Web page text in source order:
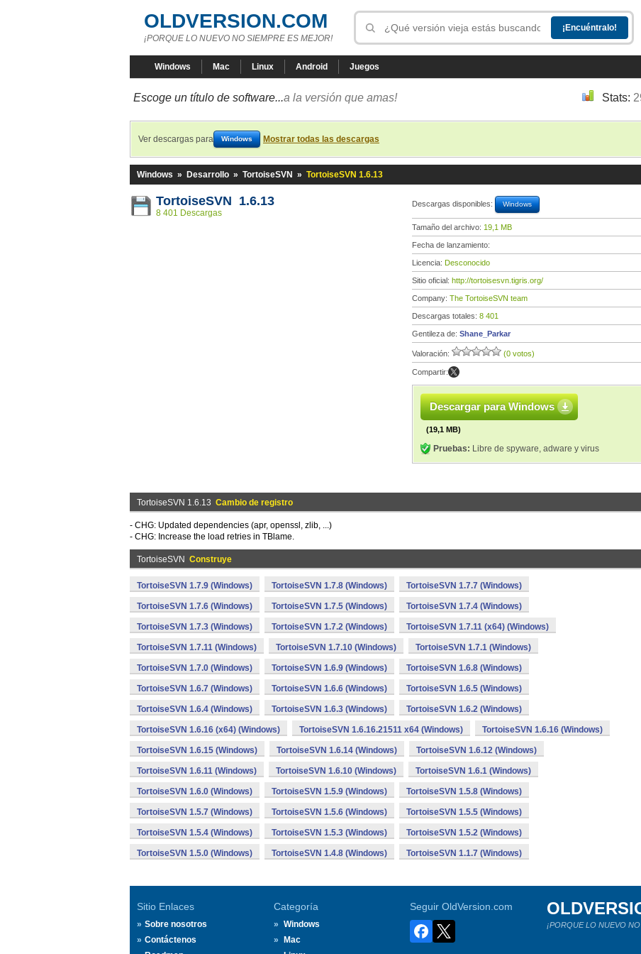
OLDVERSION.COM
¡PORQUE LO NUEVO NO SIEMPRE ES MEJOR!
Windows Mac Linux Android Juegos
Escoge un título de software...a la versión que amas! Stats:
Ver descargas para Windows Mostrar todas las descargas
Windows » Desarrollo » TortoiseSVN » TortoiseSVN 1.6.13
TortoiseSVN 1.6.13
8 401 Descargas
Descargas disponibles: Windows
Tamaño del archivo: 19,1 MB
Fecha de lanzamiento:
Licencia: Desconocido
Sitio oficial: http://tortoisesvn.tigris.org/
Company: The TortoiseSVN team
Descargas totales: 8 401
Gentileza de: Shane_Parkar
Valoración: (0 votos)
Compartir:
Descargar para Windows
(19,1 MB)
Pruebas: Libre de spyware, adware y virus
TortoiseSVN 1.6.13 Cambio de registro
- CHG: Updated dependencies (apr, openssl, zlib, ...)
- CHG: Increase the load retries in TBlame.
TortoiseSVN Construye
TortoiseSVN 1.7.9 (Windows) TortoiseSVN 1.7.8 (Windows) TortoiseSVN 1.7.7 (Windows)
TortoiseSVN 1.7.6 (Windows) TortoiseSVN 1.7.5 (Windows) TortoiseSVN 1.7.4 (Windows)
TortoiseSVN 1.7.3 (Windows) TortoiseSVN 1.7.2 (Windows) TortoiseSVN 1.7.11 (x64) (Windows)
TortoiseSVN 1.7.11 (Windows) TortoiseSVN 1.7.10 (Windows) TortoiseSVN 1.7.1 (Windows)
TortoiseSVN 1.7.0 (Windows) TortoiseSVN 1.6.9 (Windows) TortoiseSVN 1.6.8 (Windows)
TortoiseSVN 1.6.7 (Windows) TortoiseSVN 1.6.6 (Windows) TortoiseSVN 1.6.5 (Windows)
TortoiseSVN 1.6.4 (Windows) TortoiseSVN 1.6.3 (Windows) TortoiseSVN 1.6.2 (Windows)
TortoiseSVN 1.6.16 (x64) (Windows) TortoiseSVN 1.6.16.21511 x64 (Windows) TortoiseSVN 1.6.16 (Windows)
TortoiseSVN 1.6.15 (Windows) TortoiseSVN 1.6.14 (Windows) TortoiseSVN 1.6.12 (Windows)
TortoiseSVN 1.6.11 (Windows) TortoiseSVN 1.6.10 (Windows) TortoiseSVN 1.6.1 (Windows)
TortoiseSVN 1.6.0 (Windows) TortoiseSVN 1.5.9 (Windows) TortoiseSVN 1.5.8 (Windows)
TortoiseSVN 1.5.7 (Windows) TortoiseSVN 1.5.6 (Windows) TortoiseSVN 1.5.5 (Windows)
TortoiseSVN 1.5.4 (Windows) TortoiseSVN 1.5.3 (Windows) TortoiseSVN 1.5.2 (Windows)
TortoiseSVN 1.5.0 (Windows) TortoiseSVN 1.4.8 (Windows) TortoiseSVN 1.1.7 (Windows)
Sitio Enlaces
Sobre nosotros
Contáctenos
Categoría
Windows
Mac
Seguir OldVersion.com
¡PORQUE LO NUEVO